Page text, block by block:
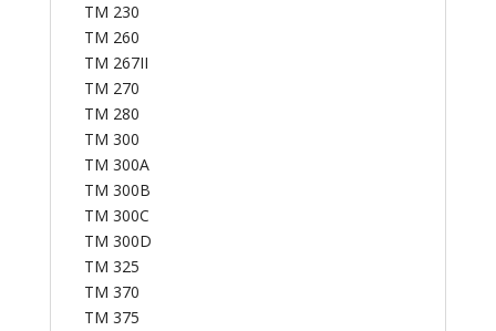
TM 230
TM 260
TM 267II
TM 270
TM 280
TM 300
TM 300A
TM 300B
TM 300C
TM 300D
TM 325
TM 370
TM 375